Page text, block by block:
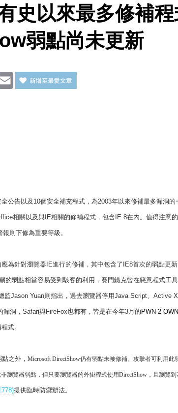
史以來最多修補
弱點尚未更新
Email
公告以及 10個安全補充程式，為2003年以來修補最多漏洞的
相關以及與 IE相關的修補程式，包含 IE 8在內。值得注意的
報則下修為重要等級。
為針對瀏覽器 IE進行的修補，其中包含了 IE8首次的弱點更
的弱點相當容易受到駭客的利用，賽門鐵克曾在惡意程式工
監Jason Yuan則指出，過去瀏覽器停用Java Script、 Active X
漏洞， Safari與FireFox也都有，皆是在今年3月的 PWN 2 OWN
式。
之外， Microsoft DirectShow仍有弱點未被修補。攻擊者可利用此
瀏覽器弱點，但只要瀏覽器的外掛程式使用DirectShow ，且瀏覽
提供臨時防禦辦法。